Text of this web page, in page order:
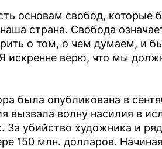
основам свобод, которые
страна. Свобода
о том, о чем думаем, и
искренне верю, что мы
была опубликована в
вызвала волну насилия в
За убийство художника и
150 млн. долларов.